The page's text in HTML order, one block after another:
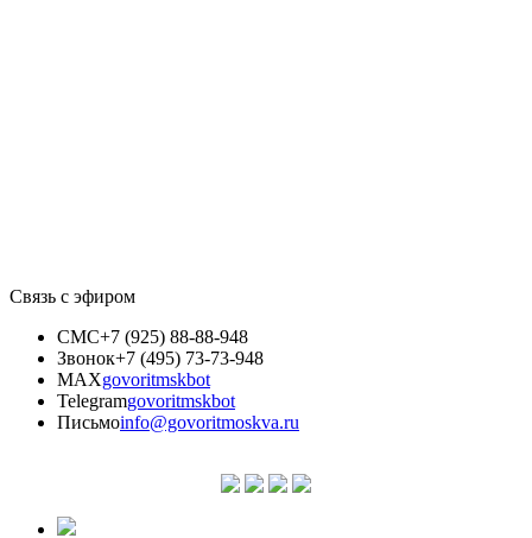
Связь с эфиром
СМС+7 (925) 88-88-948
Звонок+7 (495) 73-73-948
MAXgovoritmskbot
Telegramgovoritmskbot
Письмоinfo@govoritmoskva.ru